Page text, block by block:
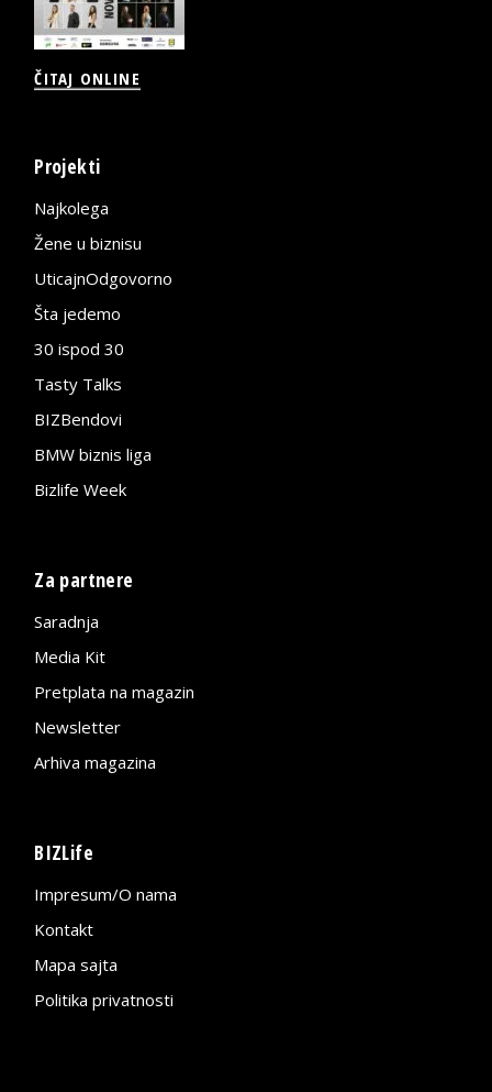
ČITAJ ONLINE
Projekti
Najkolega
Žene u biznisu
UticajnOdgovorno
Šta jedemo
30 ispod 30
Tasty Talks
BIZBendovi
BMW biznis liga
Bizlife Week
Za partnere
Saradnja
Media Kit
Pretplata na magazin
Newsletter
Arhiva magazina
BIZLife
Impresum/O nama
Kontakt
Mapa sajta
Politika privatnosti